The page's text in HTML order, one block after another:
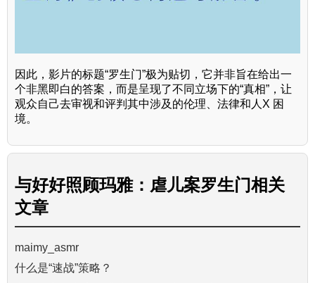
因此，影片的标题“罗生门”极为贴切，它并非旨在给出一
个非黑即白的答案，而是呈现了不同立场下的“真相”，让
观众自己去审视和评判其中涉及的伦理、法律和人X 困
境。
与好好照顾玛雅：虐儿案罗生门相关
文章
maimy_asmr
什么是“速战”策略？